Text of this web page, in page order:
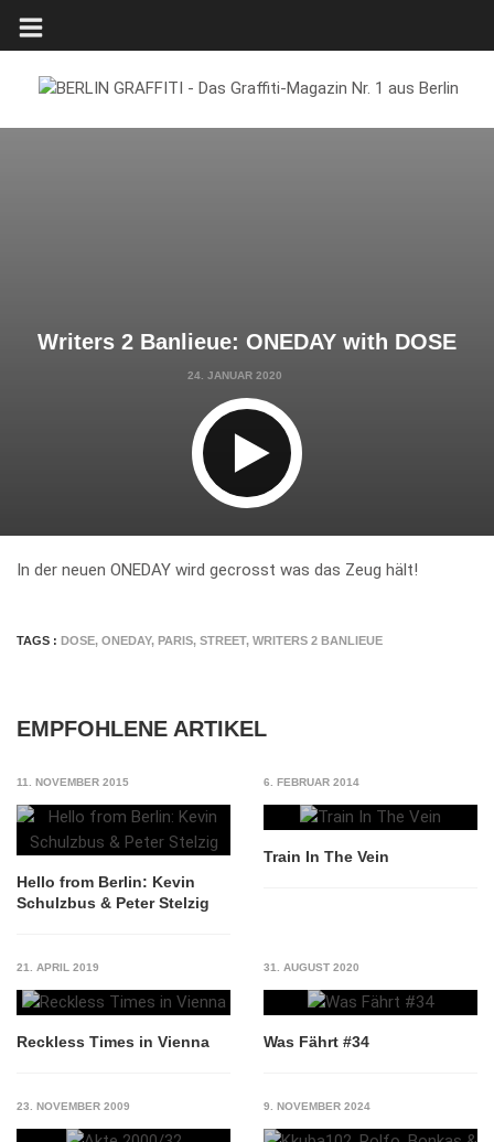
Writers 2 Banlieue: ONEDAY with DOSE
24. JANUAR 2020
In der neuen ONEDAY wird gecrosst was das Zeug hält!
TAGS : DOSE, ONEDAY, PARIS, STREET, WRITERS 2 BANLIEUE
EMPFOHLENE ARTIKEL
11. NOVEMBER 2015
Hello from Berlin: Kevin
Schulzbus & Peter Stelzig
6. FEBRUAR 2014
Train In The Vein
21. APRIL 2019
Reckless Times in Vienna
31. AUGUST 2020
Was Fährt #34
23. NOVEMBER 2009 9. NOVEMBER 2024